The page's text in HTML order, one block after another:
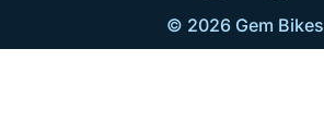
© 2026 Gem Bikes